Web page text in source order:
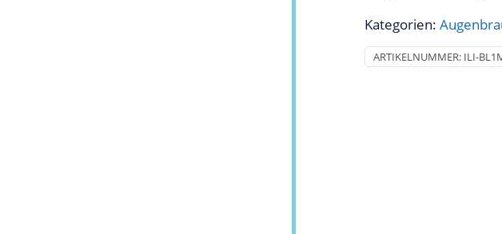
ml.)
Menge
Kategorien:
ARTIKELNUMMER: ILI-